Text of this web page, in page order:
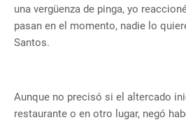
una vergüenza de pinga, yo
pasan en el momento, nadie lo
Santos.
Aunque no precisó si el altercado
restaurante o en otro lugar, negó